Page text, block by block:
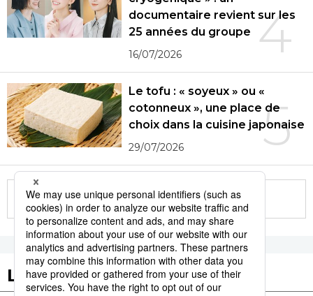
4
documentaire revient sur les
25 années du groupe
16/07/2026
5
Le tofu : « soyeux » ou «
cotonneux », une place de
choix dans la cuisine japonaise
29/07/2026
More in this series
Les tags populaires